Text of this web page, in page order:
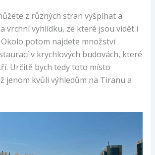
z různých stran vyšplhat a
vrchní vyhlídku, ze které jsou vidět i
potom najdete množství
v krychlových budovách, které
Určitě bych tedy toto místo
jenom kvůli výhledům na Tiranu a